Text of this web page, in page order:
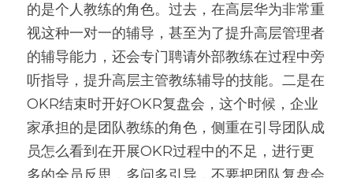
的是个人教练的角色。过去，在高层华为非常重
视这种一对一的辅导，甚至为了提升高层管理者
的辅导能力，还会专门聘请外部教练在过程中旁
听指导，提升高层主管教练辅导的技能。二是在
OKR结束时开好OKR复盘会，这个时候，企业
家承担的是团队教练的角色，侧重在引导团队成
员怎么看到在开展OKR过程中的不足，进行更